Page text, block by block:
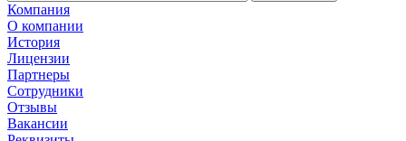
Компания
О компании
История
Лицензии
Партнеры
Сотрудники
Отзывы
Вакансии